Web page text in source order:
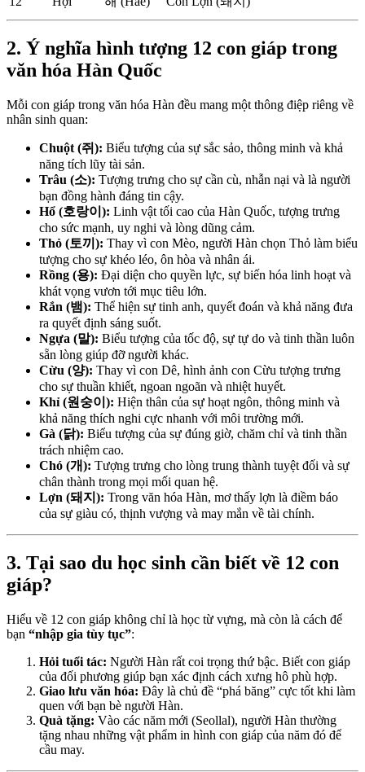
2. Ý nghĩa hình tượng 12 con giáp trong
văn hóa Hàn Quốc
Mỗi con giáp trong văn hóa Hàn đều mang một thông điệp riêng về
nhân sinh quan:
Chuột (쥐): Biểu tượng của sự sắc sảo, thông minh và khả
năng tích lũy tài sản.
Trâu (소): Tượng trưng cho sự cần cù, nhẫn nại và là người
bạn đồng hành đáng tin cậy.
Hổ (호랑이): Linh vật tối cao của Hàn Quốc, tượng trưng
cho sức mạnh, uy nghi và lòng dũng cảm.
Thỏ (토끼): Thay vì con Mèo, người Hàn chọn Thỏ làm biểu
tượng cho sự khéo léo, ôn hòa và nhân ái.
Rồng (용): Đại diện cho quyền lực, sự biến hóa linh hoạt và
khát vọng vươn tới mục tiêu lớn.
Rắn (뱀): Thể hiện sự tinh anh, quyết đoán và khả năng đưa
ra quyết định sáng suốt.
Ngựa (말): Biểu tượng của tốc độ, sự tự do và tinh thần luôn
sẵn lòng giúp đỡ người khác.
Cừu (양): Thay vì con Dê, hình ảnh con Cừu tượng trưng
cho sự thuần khiết, ngoan ngoãn và nhiệt huyết.
Khỉ (원숭이): Hiện thân của sự hoạt ngôn, thông minh và
khả năng thích nghi cực nhanh với môi trường mới.
Gà (닭): Biểu tượng của sự đúng giờ, chăm chỉ và tinh thần
trách nhiệm cao.
Chó (개): Tượng trưng cho lòng trung thành tuyệt đối và sự
chân thành trong mọi mối quan hệ.
Lợn (돼지): Trong văn hóa Hàn, mơ thấy lợn là điềm báo
của sự giàu có, thịnh vượng và may mắn về tài chính.
3. Tại sao du học sinh cần biết về 12 con
giáp?
Hiểu về 12 con giáp không chỉ là học từ vựng, mà còn là cách để
bạn “nhập gia tùy tục”:
Hỏi tuổi tác: Người Hàn rất coi trọng thứ bậc. Biết con giáp
của đối phương giúp bạn xác định cách xưng hô phù hợp.
Giao lưu văn hóa: Đây là chủ đề “phá băng” cực tốt khi làm
quen với bạn bè người Hàn.
Quà tặng: Vào các năm mới (Seollal), người Hàn thường
tặng nhau những vật phẩm in hình con giáp của năm đó để
cầu may.